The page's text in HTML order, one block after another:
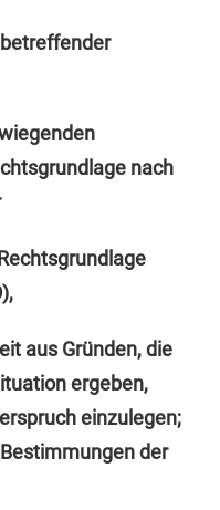
nach
aus Gründen, die
ergeben,
einzulegen;
der